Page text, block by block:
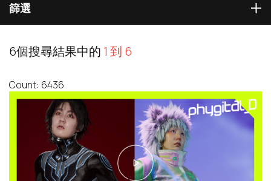
篩選
6個搜尋結果中的 1 到 6
Count: 6436